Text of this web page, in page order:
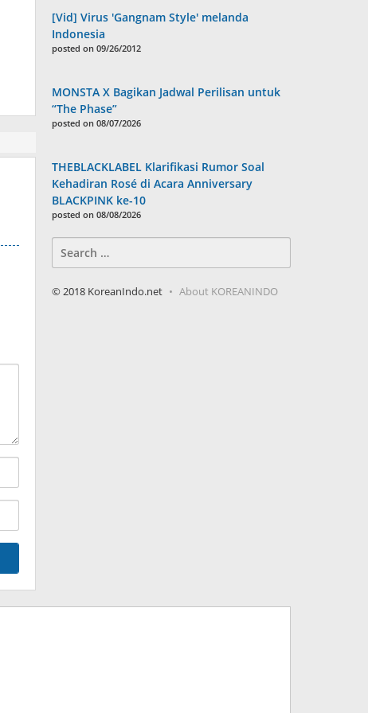
[Vid] Virus 'Gangnam Style' melanda
Indonesia
posted on 09/26/2012
MONSTA X Bagikan Jadwal Perilisan untuk
“The Phase”
posted on 08/07/2026
THEBLACKLABEL Klarifikasi Rumor Soal
Kehadiran Rosé di Acara Anniversary
BLACKPINK ke-10
posted on 08/08/2026
for:
© 2018 KoreanIndo.net About KOREANINDO